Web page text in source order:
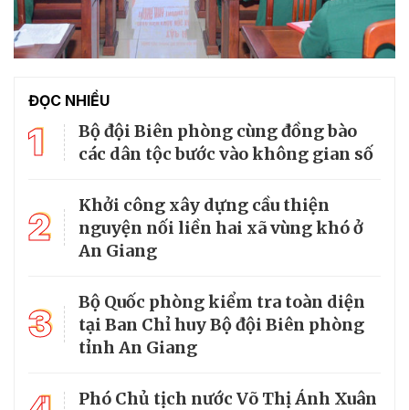
ĐỌC NHIỀU
1
Bộ đội Biên phòng cùng đồng bào
các dân tộc bước vào không gian số
2
Khởi công xây dựng cầu thiện
nguyện nối liền hai xã vùng khó ở
An Giang
3
Bộ Quốc phòng kiểm tra toàn diện
tại Ban Chỉ huy Bộ đội Biên phòng
tỉnh An Giang
Phó Chủ tịch nước Võ Thị Ánh Xuân